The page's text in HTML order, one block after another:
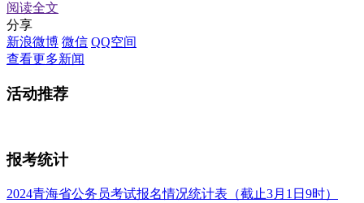
阅读全文
分享
新浪微博 微信 QQ空间
查看更多新闻
活动推荐
报考统计
2024青海省公务员考试报名情况统计表（截止3月1日9时）